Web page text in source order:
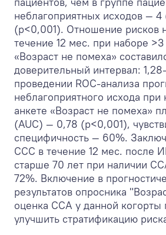
неблагоприятных исходов —
(p<0,001). Отношение рисков
течение 12 мес. при наборе
«Возраст не помеха»
доверительный интервал:
проведении ROC-анализа
неблагоприятного исхода
анкете «Возраст не помеха»
(AUC) — 0,78 (p<0,001),
специфичность — 60%.
ССС в течение 12 мес. после
старше 70 лет при наличии
72%. Включение в
результатов опросника
оценка ССА у данной когорты
улучшить стратификацию